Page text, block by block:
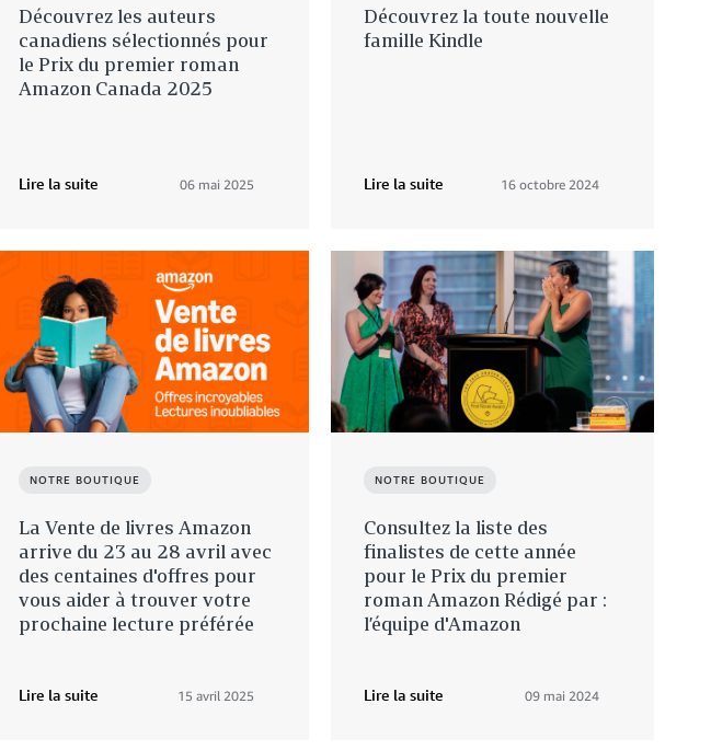
Découvrez les auteurs
canadiens sélectionnés pour
le Prix du premier roman
Amazon Canada 2025
Lire la suite 06 mai 2025
Découvrez la toute nouvelle
famille Kindle
Lire la suite 16 octobre 2024
NOTRE BOUTIQUE
La Vente de livres Amazon
arrive du 23 au 28 avril avec
des centaines d'offres pour
vous aider à trouver votre
prochaine lecture préférée
Lire la suite 15 avril 2025
NOTRE BOUTIQUE
Consultez la liste des
finalistes de cette année
pour le Prix du premier
roman Amazon Rédigé par :
l’équipe d'Amazon
Lire la suite 09 mai 2024